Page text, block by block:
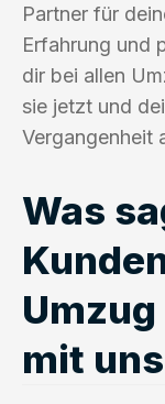
Partner für
Erfahrung und
dir bei allen
sie jetzt und
Vergangenheit
Was
mit uns